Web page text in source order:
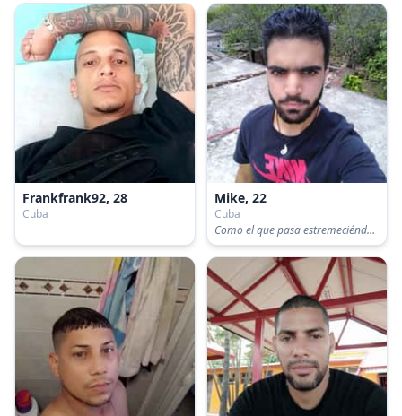
Frankfrank92, 28
Cuba
Mike, 22
Cuba
Como el que pasa estremeciéndose por el tacto de dedos cálidos que dibujan corazones